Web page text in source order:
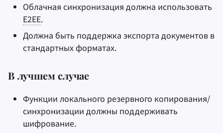
Облачная синхронизация должна использовать
E2EE.
Должна быть поддержка экспорта документов в
стандартных форматах.
В лучшем случае
Функции локального резервного копирования/
синхронизации должны поддерживать
шифрование.